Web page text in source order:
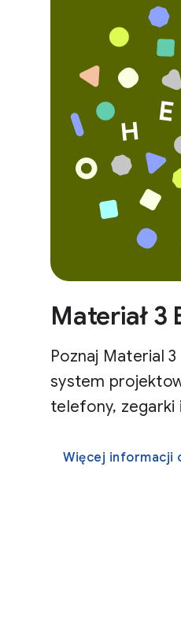
Materiał 3
Poznaj Material
system
telefony, zegarki
Więcej informacji